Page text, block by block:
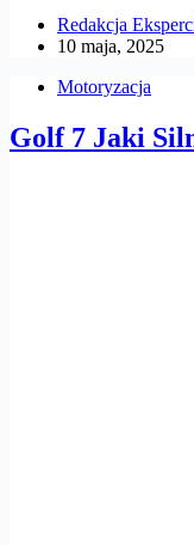
Redakcja
10 maja, 2025
Motoryzacja
Golf 7 Jaki